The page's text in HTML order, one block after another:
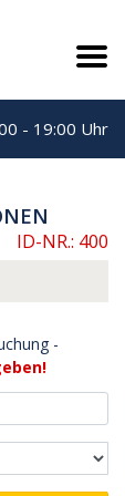
- 19:00 Uhr
ID-NR.: 400
-